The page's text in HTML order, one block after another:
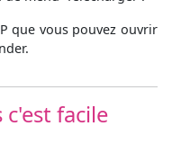
que vous pouvez ouvrir
facile